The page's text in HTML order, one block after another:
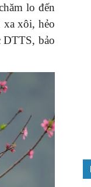
lo đến
xa xôi, hẻo
DTTS, bảo
lý thuyết